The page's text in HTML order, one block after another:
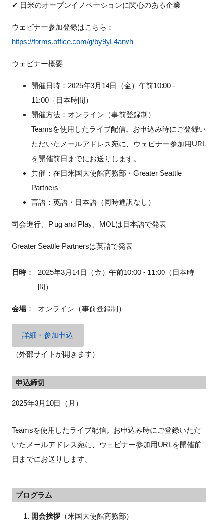
✔ 日米のオープンイノベーションに関心のある企業
ウェビナー参加登録はこちら：
https://forms.office.com/g/by9yL4anvh
ウェビナー概要
開催日時：2025年3月14日（金）午前10:00 -
11:00（日本時間）
開催方法：オンライン（事前登録制）
Teamsを使用したライブ配信。お申込み時にご登録い
ただいたメールアドレス宛に、ウェビナー参加用URL
を開催前日までにお送りします。
共催：在日米国大使館商務部・Greater Seattle
Partners
言語：英語・日本語（同時通訳なし）
司会進行、Plug and Play、MOLは日本語で発表
Greater Seattle Partnersは英語で発表
日時：
2025年3月14日（金）午前10:00 - 11:00（日本時
間）
会場： オンライン（事前登録制）
詳細・参加申込
（外部サイトが開きます）
申込締切
2025年3月10日（月）
Teamsを使用したライブ配信。お申込み時にご登録いただ
いたメールアドレス宛に、ウェビナー参加用URLを開催前
日までにお送りします。
プログラム
開会挨拶（米国大使館商務部）